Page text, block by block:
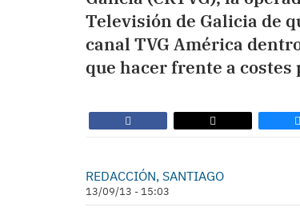
Televisión de Galicia de
canal TVG América
que hacer frente a
REDACCIÓN, SANTIAGO
13/09/13 - 15:03